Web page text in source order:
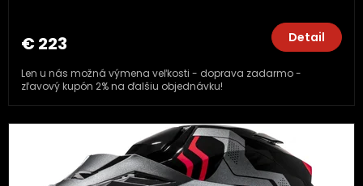
€ 223 Detail
Len u nás možná výmena veľkosti - doprava zadarmo -
zľavový kupón 2% na ďalšiu objednávku!